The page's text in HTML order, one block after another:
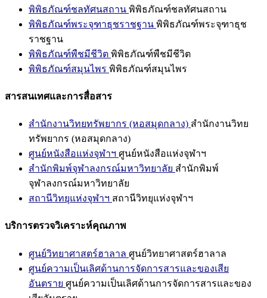
พิพิธภัณฑ์ชลทัศนสถาน พิพิธภัณฑ์ชลทัศนสถาน
พิพิธภัณฑ์พระจุฑาธุชราชฐาน พิพิธภัณฑ์พระจุฑาธุช
ราชฐาน
พิพิธภัณฑ์พืชมีชีวิต พิพิธภัณฑ์พืชมีชีวิต
พิพิธภัณฑ์สมุนไพร พิพิธภัณฑ์สมุนไพร
สารสนเทศและการสื่อสาร
สำนักงานวิทยทรัพยากร (หอสมุดกลาง) สำนักงานวิทย
ทรัพยากร (หอสมุดกลาง)
ศูนย์หนังสือแห่งจุฬาฯ ศูนย์หนังสือแห่งจุฬาฯ
สำนักพิมพ์จุฬาลงกรณ์มหาวิทยาลัย สำนักพิมพ์
จุฬาลงกรณ์มหาวิทยาลัย
สถานีวิทยุแห่งจุฬาฯ สถานีวิทยุแห่งจุฬาฯ
บริการตรวจวิเคราะห์คุณภาพ
ศูนย์วิทยาศาสตร์ฮาลาล ศูนย์วิทยาศาสตร์ฮาลาล
ศูนย์ความเป็นเลิศด้านการจัดการสารและของเสีย
อันตราย ศูนย์ความเป็นเลิศด้านการจัดการสารและของ